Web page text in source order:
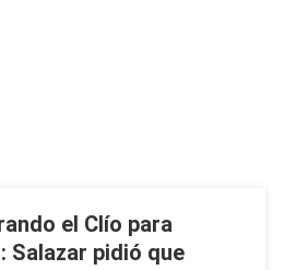
el Clío para
Salazar pidió que